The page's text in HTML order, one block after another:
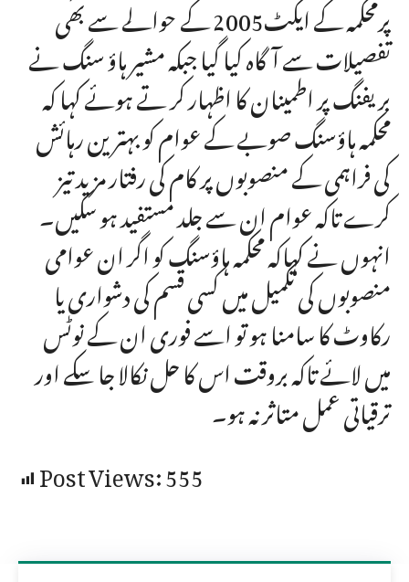
پرمحکمہ کے ایکٹ2005 کے حوالے سے بھی
تفصیلات سے آگاہ کیا گیا جبکہ مشیر ہاؤ سنگ نے
بریفنگ پر اطمینان کا اظہار کر تے ہوئے کہا کہ
محکمہ ہاؤسنگ صوبے کے عوام کو بہترین رہائش
کی فراہمی کے منصوبوں پر کام کی رفتار مزید تیز
کرے تاکہ عوام ان سے جلد مستفید ہو سکیں۔
انہوں نے کہاکہ محکمہ ہاؤسنگ کو اگر ان عوامی
منصوبوں کی تکمیل میں کسی قسم کی دشواری یا
رکاوٹ کا سامنا ہو تو اسے فوری ان کے نوٹس
میں لائے تاکہ بروقت اس کا حل نکالا جا سکے اور
ترقیاتی عمل متاثر نہ ہو۔
Post Views:555